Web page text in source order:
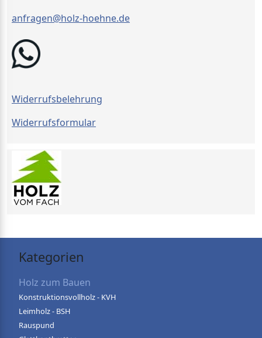
anfragen@holz-hoehne.de
Widerrufsbelehrung
Widerrufsformular
Kategorien
Holz zum Bauen
Konstruktionsvollholz - KVH
Leimholz - BSH
Rauspund